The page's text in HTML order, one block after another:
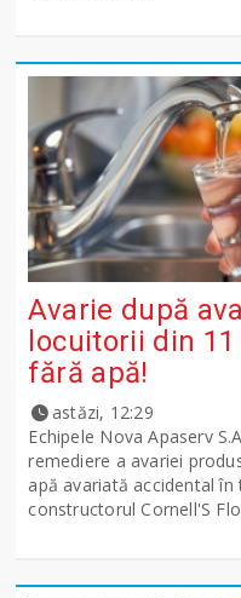
Avarie după
locuitorii din
fără apă!
astăzi, 12:29
Echipele Nova Apaserv
remediere a avariei
apă avariată accidental
constructorul Cornell'S